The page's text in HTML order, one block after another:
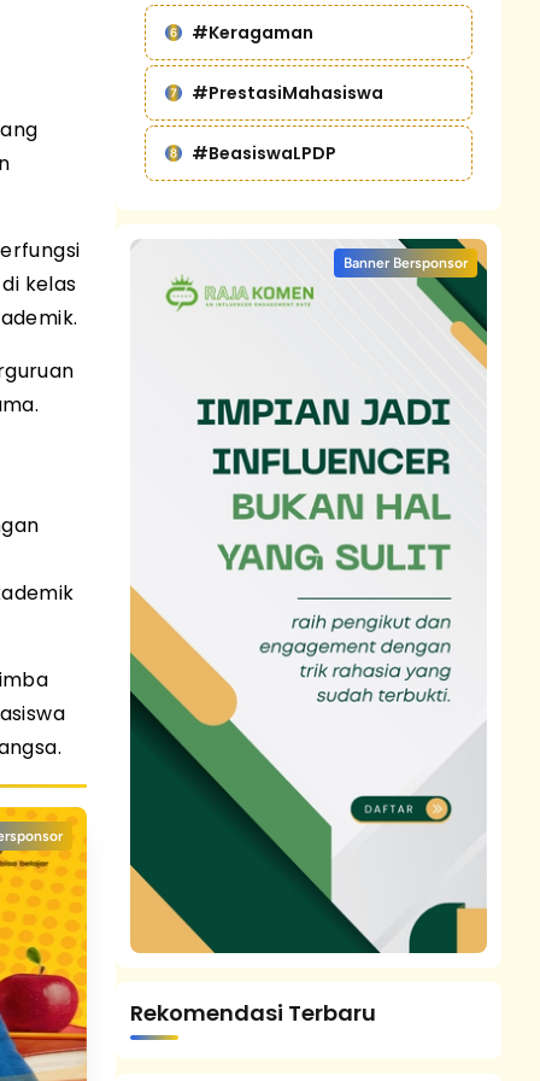
kelas
#Keragaman
#PrestasiMahasiswa
#BeasiswaLPDP
Banner Bersponsor
Rekomendasi Terbaru